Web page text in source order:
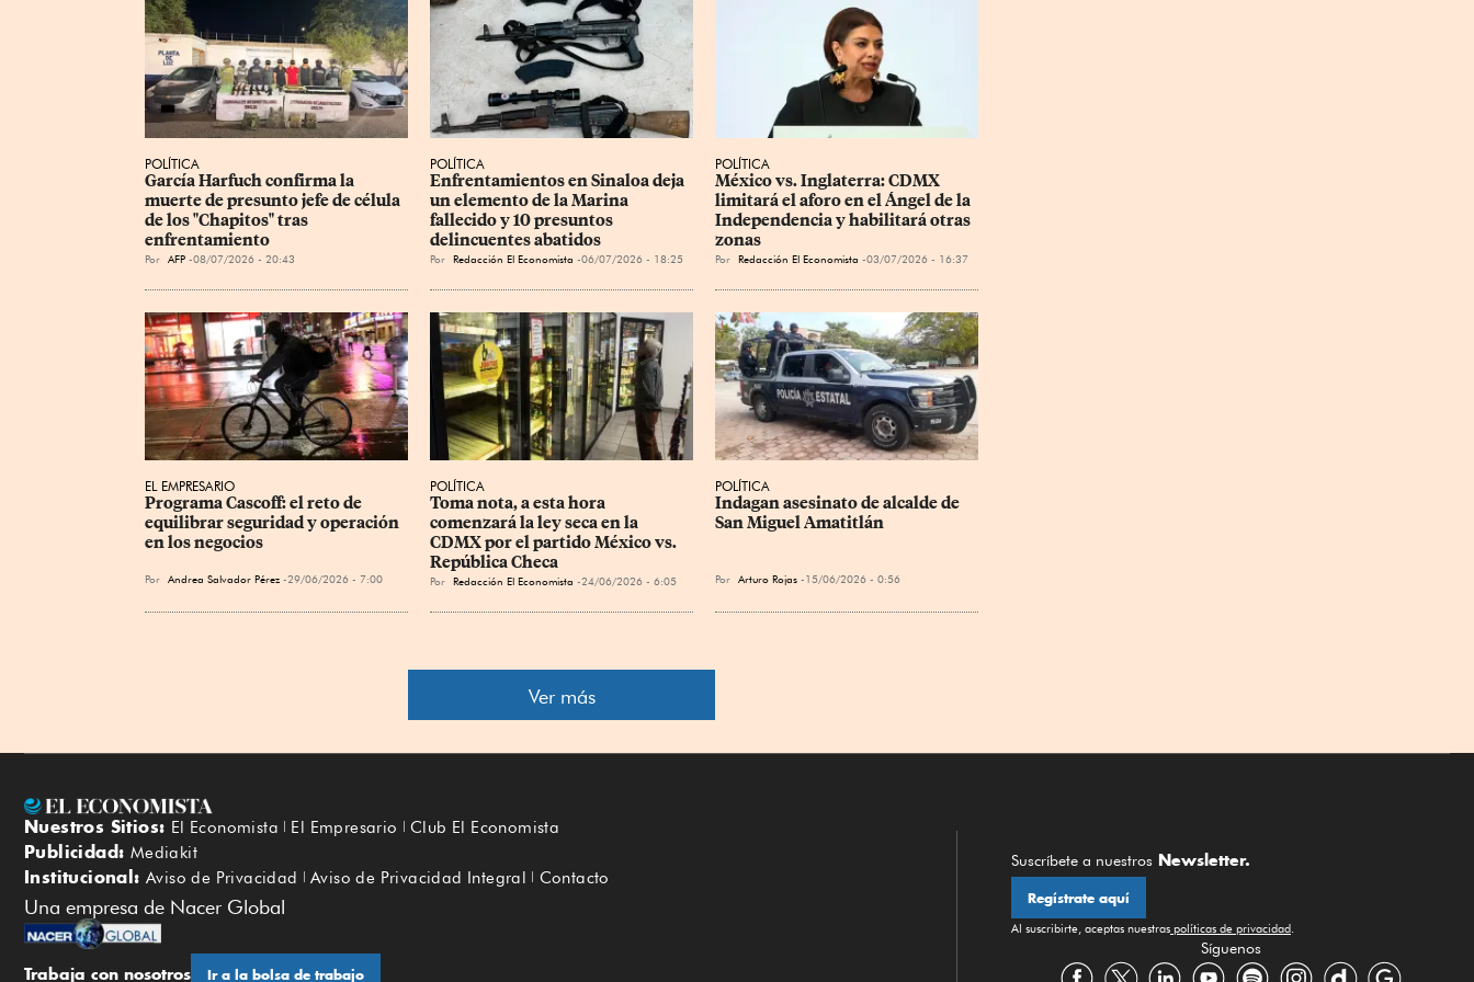
POLÍTICA
García Harfuch confirma la
muerte de presunto jefe de célula
de los "Chapitos" tras
enfrentamiento
Por AFP 08/07/2026 - 20:43
POLÍTICA
Enfrentamientos en Sinaloa deja
un elemento de la Marina
fallecido y 10 presuntos
delincuentes abatidos
Por Redacción El Economista 06/07/2026 - 18:25
POLÍTICA
México vs. Inglaterra: CDMX
limitará el aforo en el Ángel de la
Independencia y habilitará otras
zonas
Por Redacción El Economista 03/07/2026 - 16:37
EL EMPRESARIO
Programa Cascoff: el reto de
equilibrar seguridad y operación
en los negocios
Por Andrea Salvador Pérez 29/06/2026 - 7:00
POLÍTICA
Toma nota, a esta hora
comenzará la ley seca en la
CDMX por el partido México vs.
República Checa
Por Redacción El Economista 24/06/2026 - 6:05
POLÍTICA
Indagan asesinato de alcalde de
San Miguel Amatitlán
Por Arturo Rojas 15/06/2026 - 0:56
Ver más
Nuestros Sitios: El Economista El Empresario Club El Economista
Publicidad: Mediakit
Institucional: Aviso de Privacidad Aviso de Privacidad Integral Contacto
Una empresa de Nacer Global
Trabaja con nosotros Ir a la bolsa de trabajo
Suscríbete a nuestros Newsletter.
Regístrate aquí
Al suscribirte, aceptas nuestras políticas de privacidad
Síguenos